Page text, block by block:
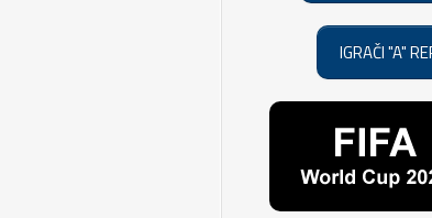
IGRAČI "A"